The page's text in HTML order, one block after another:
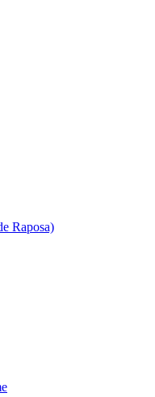
Raposa)